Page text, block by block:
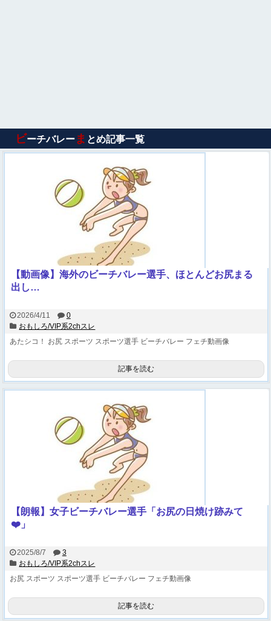
ビーチバレーま とめ記事一覧
【動画像】海外のビーチバレー選手、ほとんどお尻まる
出し…
2026/4/11
0
おもしろ/VIP系2chスレ
あたシコ！
お尻 スポーツ スポーツ選手 ビーチバレー フェチ動画像
記事を読む
【朗報】女子ビーチバレー選手「お尻の日焼け跡みて
❤️」
2025/8/7
3
おもしろ/VIP系2chスレ
お尻 スポーツ スポーツ選手 ビーチバレー フェチ動画像
記事を読む